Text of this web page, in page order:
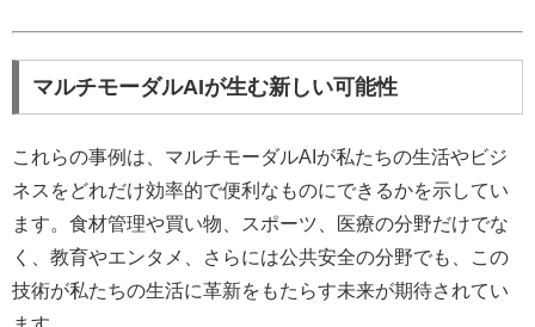
マルチモーダルAIが生む新しい可能性
これらの事例は、マルチモーダルAIが私たちの生活やビジ
ネスをどれだけ効率的で便利なものにできるかを示してい
ます。食材管理や買い物、スポーツ、医療の分野だけでな
く、教育やエンタメ、さらには公共安全の分野でも、この
技術が私たちの生活に革新をもたらす未来が期待されてい